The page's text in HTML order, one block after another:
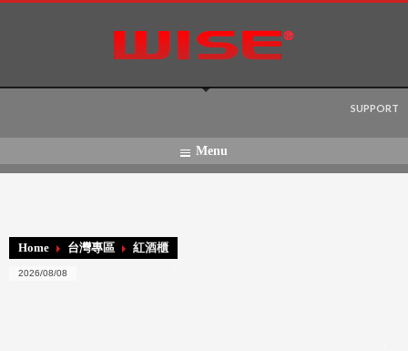
SUPPORT
Menu
Home 台灣專區 紅酒櫃
2026/08/08